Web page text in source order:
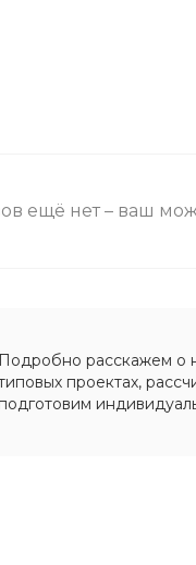
ещё нет – ваш
Подробно расскажем о
проектах,
подготовим